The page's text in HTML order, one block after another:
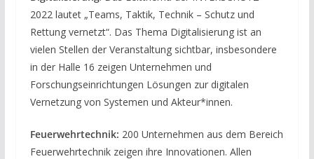
2022 lautet „Teams, Taktik, Technik – Schutz und
Rettung vernetzt“. Das Thema Digitalisierung ist an
vielen Stellen der Veranstaltung sichtbar, insbesondere
in der Halle 16 zeigen Unternehmen und
Forschungseinrichtungen Lösungen zur digitalen
Vernetzung von Systemen und Akteur*innen.
Feuerwehrtechnik: 200 Unternehmen aus dem Bereich
Feuerwehrtechnik zeigen ihre Innovationen. Allen